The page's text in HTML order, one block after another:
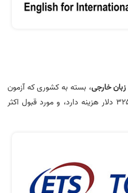
زبان خارجی، بسته به کشوری که آزمون
را برگزار می‌کند بین ۱۸۰ تا ۳۲۵ دلار هزینه دارد، و مورد قبول اکثر